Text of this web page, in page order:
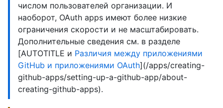
числом пользователей организации. И
наоборот, OAuth apps имеют более низкие
ограничения скорости и не масштабировать.
Дополнительные сведения см. в разделе
[AUTOTITLE и Различия между приложениями
GitHub и приложениями OAuth](/apps/creating-
github-apps/setting-up-a-github-app/about-
creating-github-apps).